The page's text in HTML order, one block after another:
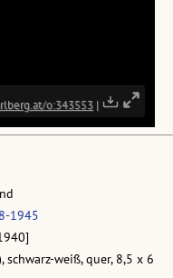
1945
schwarz-weiß, quer, 8,5 x 6